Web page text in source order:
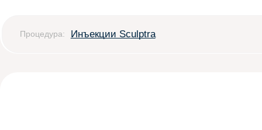
Процедура: Инъекции Sculptra